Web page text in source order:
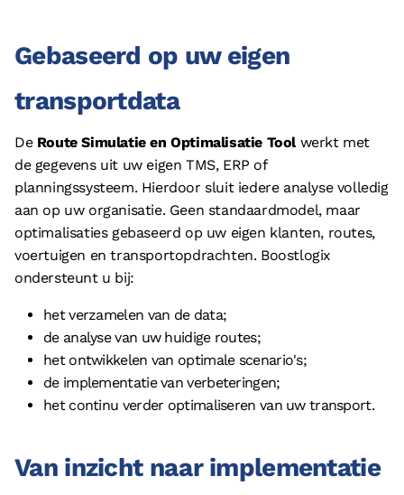
Gebaseerd op uw eigen
transportdata
De Route Simulatie en Optimalisatie Toolwerkt met
de gegevens uit uw eigen TMS, ERP of
planningssysteem. Hierdoor sluit iedere analyse volledig
aan op uw organisatie. Geen standaardmodel, maar
optimalisaties gebaseerd op uw eigen klanten, routes,
voertuigen en transportopdrachten. Boostlogix
ondersteunt u bij:
het verzamelen van de data;
de analyse van uw huidige routes;
het ontwikkelen van optimale scenario's;
de implementatie van verbeteringen;
het continu verder optimaliseren van uw transport.
Van inzicht naar implementatie